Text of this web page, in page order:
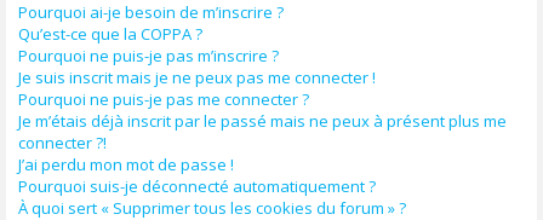
Pourquoi ai-je besoin de m’inscrire ?
Qu’est-ce que la COPPA ?
Pourquoi ne puis-je pas m’inscrire ?
Je suis inscrit mais je ne peux pas me connecter !
Pourquoi ne puis-je pas me connecter ?
Je m’étais déjà inscrit par le passé mais ne peux à présent plus me
connecter ?!
J’ai perdu mon mot de passe !
Pourquoi suis-je déconnecté automatiquement ?
À quoi sert « Supprimer tous les cookies du forum » ?